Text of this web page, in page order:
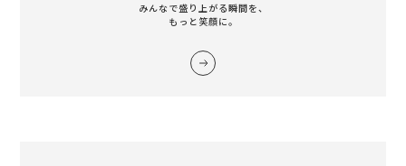
みんなで盛り上がる瞬間を、
もっと笑顔に。